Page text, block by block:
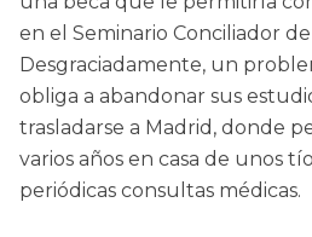
en el Seminario Conciliador
Desgraciadamente, un
obliga a abandonar sus
trasladarse a Madrid, donde
varios años en casa de unos
periódicas consultas médicas.